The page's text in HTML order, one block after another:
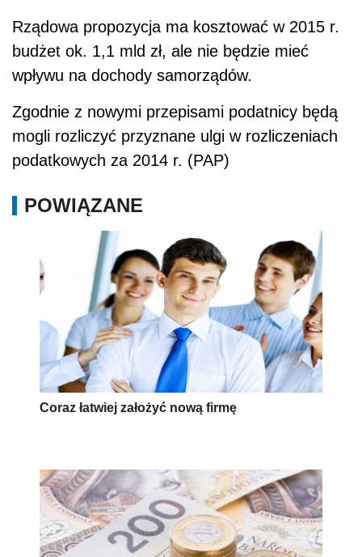
Rządowa propozycja ma kosztować w 2015 r.
budżet ok. 1,1 mld zł, ale nie będzie mieć
wpływu na dochody samorządów.
Zgodnie z nowymi przepisami podatnicy będą
mogli rozliczyć przyznane ulgi w rozliczeniach
podatkowych za 2014 r. (PAP)
POWIĄZANE
Coraz łatwiej założyć nową firmę